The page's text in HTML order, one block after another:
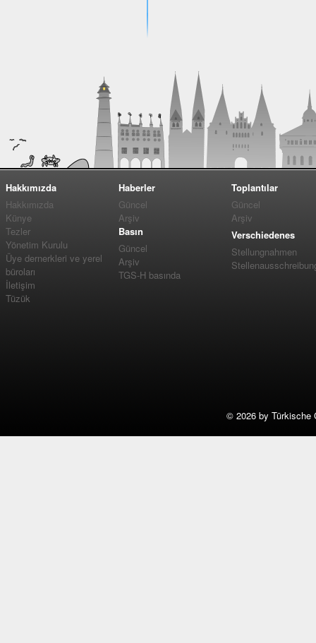
Hakkımızda
Hakkımızda
Künye
Tezler
Yönetim Kurulu
Üye dernerkleri ve yerel
büroları
İletişim
Tüzük
Haberler
Güncel
Arşiv
Basın
Güncel
Arşiv
TGS-H basında
Toplantılar
Güncel
Arşiv
Verschiedenes
Stellungnahmen
© 2026 by Türkische